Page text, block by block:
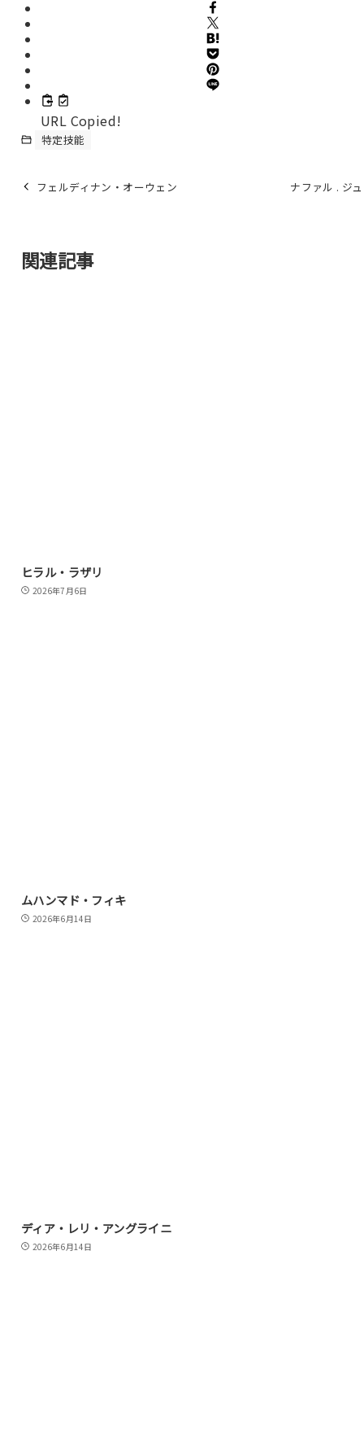
URL Copied!
特定技能
フェルディナン・オーウェン ナファル . ジ
関連記事
ヒラル・ラザリ
2026年7月6日
ムハンマド・フィキ
2026年6月14日
ディア・レリ・アングライニ
2026年6月14日